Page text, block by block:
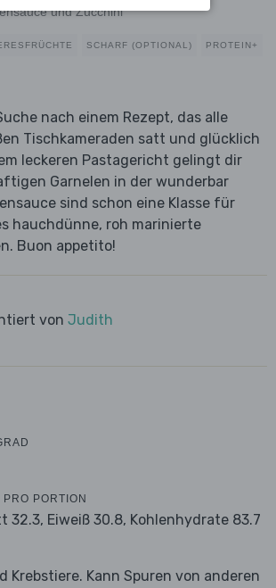
und Zucchini
SCHARF (OPTIONAL) PROTEIN+
nach einem Rezept, das alle
Tischkameraden satt und glücklich
leckeren Pastagericht gelingt dir
Garnelen in der wunderbar
sind schon eine Klasse für
hauchdünne, roh marinierte
Buon appetito!
von Judith
PRO PORTION
32.3, Eiweiß 30.8, Kohlenhydrate 83.7
Krebstiere. Kann Spuren von anderen